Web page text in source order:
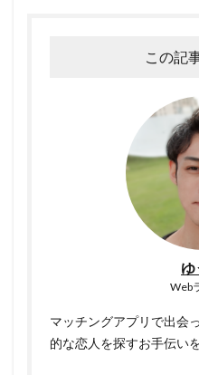
この記
ゆ
Web
マッチングアプリで出会
的な恋人を探すお手伝い